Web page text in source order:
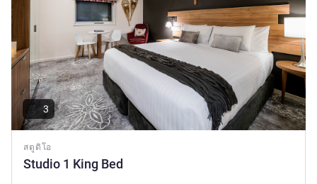
สตูดิโอ
Studio 1 King Bed
3